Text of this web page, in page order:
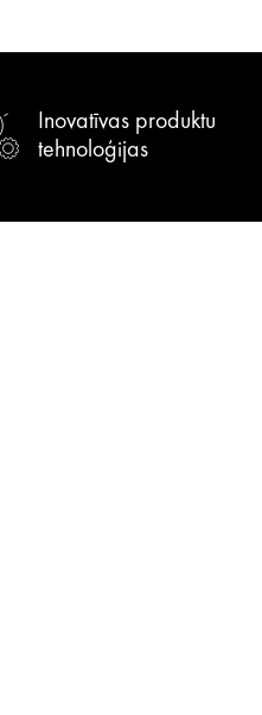
Inovatīvas produktu
tehnoloģijas